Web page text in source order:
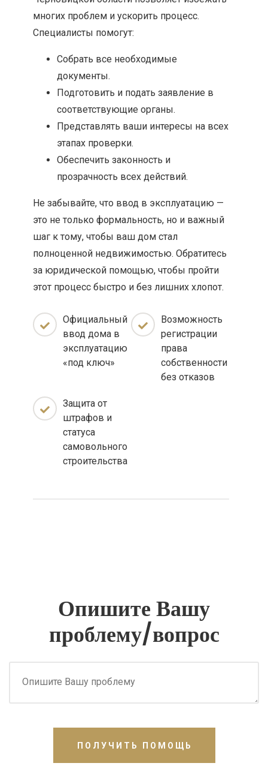
многих проблем и ускорить процесс.
Специалисты помогут:
Собрать все необходимые
документы.
Подготовить и подать заявление в
соответствующие органы.
Представлять ваши интересы на всех
этапах проверки.
Обеспечить законность и
прозрачность всех действий.
Не забывайте, что ввод в эксплуатацию —
это не только формальность, но и важный
шаг к тому, чтобы ваш дом стал
полноценной недвижимостью. Обратитесь
за юридической помощью, чтобы пройти
этот процесс быстро и без лишних хлопот.
Официальный
ввод дома в
эксплуатацию
«под ключ»
Возможность
регистрации
права
собственности
без отказов
Защита от
штрафов и
статуса
самовольного
строительства
Опишите Вашу
проблему/вопрос
ПОЛУЧИТЬ ПОМОЩЬ